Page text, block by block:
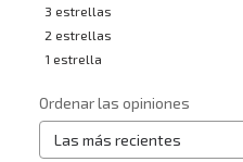
3 estrellas
2 estrellas
1 estrella
Ordenar las opiniones